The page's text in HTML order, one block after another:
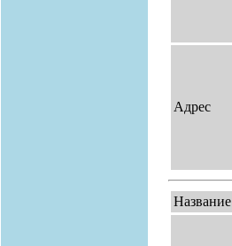
Адрес
Название